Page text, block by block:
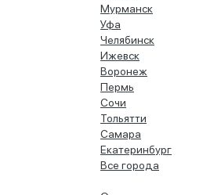
Мурманск
Уфа
Челябинск
Ижевск
Воронеж
Пермь
Сочи
Тольятти
Самара
Екатеринбург
Все города